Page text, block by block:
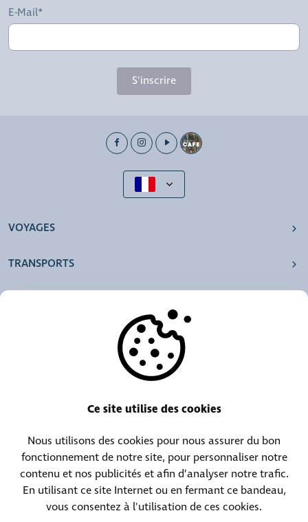
E-Mail*
S'inscrire
VOYAGES
TRANSPORTS
Centrale téléphonique :
(+352) 30 01 46-1
Contact objets trouvés :
(+352) 30 01 46 84
Ce site utilise des cookies
Nous utilisons des cookies pour nous assurer du bon
fonctionnement de notre site, pour personnaliser notre
contenu et nos publicités et afin d’analyser notre trafic.
En utilisant ce site Internet ou en fermant ce bandeau,
vous consentez à l'utilisation de ces cookies.